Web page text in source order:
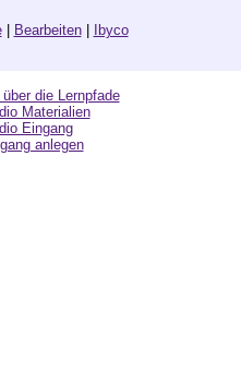
| Bearbeiten| Ibyco
die Lernpfade
Materialien
Eingang
anlegen